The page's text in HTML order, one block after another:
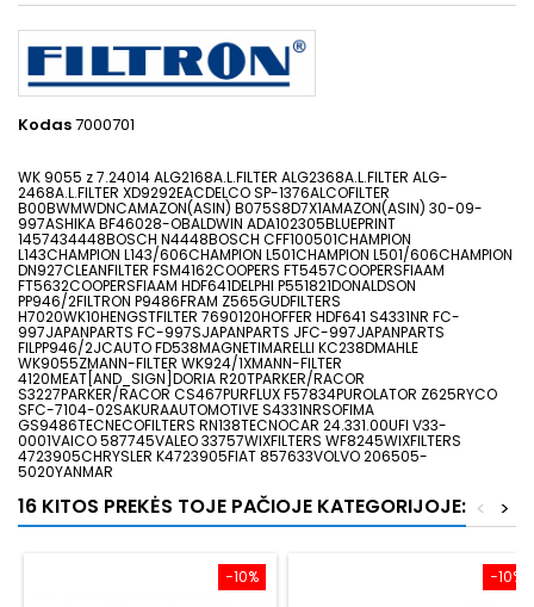
Kodas7000701
WK 9055 z 7.24014 ALG2168A.L.FILTER ALG2368A.L.FILTER ALG-
2468A.L.FILTER XD9292EACDELCO SP-1376ALCOFILTER
B00BWMWDNCAMAZON(ASIN) B075S8D7X1AMAZON(ASIN) 30-09-
997ASHIKA BF46028-OBALDWIN ADA102305BLUEPRINT
1457434448BOSCH N4448BOSCH CFF100501CHAMPION
L143CHAMPION L143/606CHAMPION L501CHAMPION L501/606CHAMPION
DN927CLEANFILTER FSM4162COOPERS FT5457COOPERSFIAAM
FT5632COOPERSFIAAM HDF641DELPHI P551821DONALDSON
PP946/2FILTRON P9486FRAM Z565GUDFILTERS
H7020WK10HENGSTFILTER 7690120HOFFER HDF641 S4331NR FC-
997JAPANPARTS FC-997SJAPANPARTS JFC-997JAPANPARTS
FILPP946/2JCAUTO FD538MAGNETIMARELLI KC238DMAHLE
WK9055ZMANN-FILTER WK924/1XMANN-FILTER
4120MEAT[AND_SIGN]DORIA R20TPARKER/RACOR
S3227PARKER/RACOR CS467PURFLUX F57834PUROLATOR Z625RYCO
SFC-7104-02SAKURAAUTOMOTIVE S4331NRSOFIMA
GS9486TECNECOFILTERS RN138TECNOCAR 24.331.00UFI V33-
0001VAICO 587745VALEO 33757WIXFILTERS WF8245WIXFILTERS
4723905CHRYSLER K4723905FIAT 857633VOLVO 206505-
5020YANMAR
16 KITOS PREKĖS TOJE PAČIOJE KATEGORIJOJE: >
<
−10% −10%